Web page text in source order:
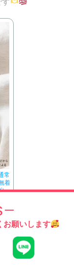
常
着
レ
お願いします